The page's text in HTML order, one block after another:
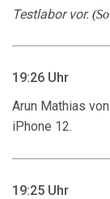
Testlabor vor.
19:26 Uhr
Arun Mathias
iPhone 12.
19:25 Uhr